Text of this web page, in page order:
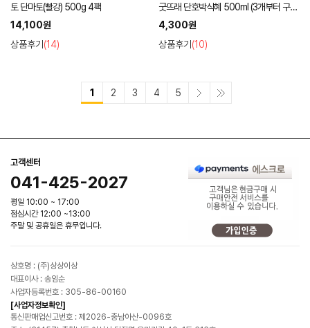
토 단마토(빨강) 500g 4팩
14,100원
상품후기 (14)
굿뜨래 단호박식혜 500ml (3개부터 구입
가능)
4,300원
상품후기 (10)
1 2 3 4 5
고객센터
041-425-2027
평일 10:00 ~ 17:00
점심시간 12:00 ~13:00
주말 및 공휴일은 휴무입니다.
상호명 : (주)상상이상
대표이사 : 송임순
사업자등록번호 : 305-86-00160
[사업자정보확인]
통신판매업신고번호 : 제2026-충남아산-0096호